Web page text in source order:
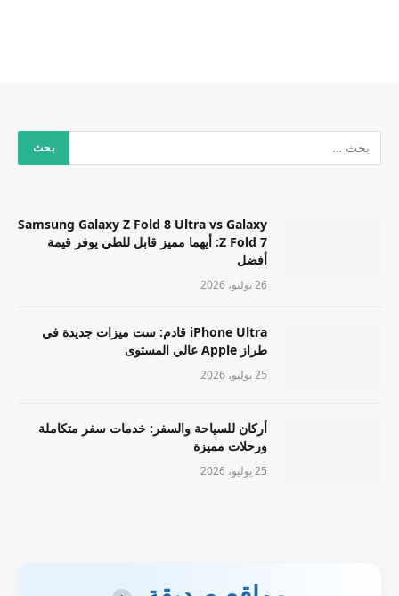
Samsung Galaxy Z Fold 8 Ultra vs Galaxy
Z Fold 7: أيهما مميز قابل للطي يوفر قيمة
أفضل
26 يوليو، 2026
iPhone Ultra قادم: ست ميزات جديدة في
طراز Apple عالي المستوى
25 يوليو، 2026
أركان للسياحة والسفر: خدمات سفر متكاملة
ورحلات مميزة
25 يوليو، 2026